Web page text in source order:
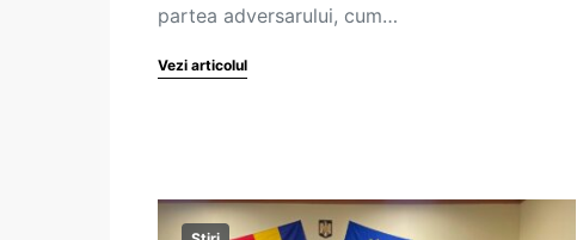
partea adversarului, cum…
Vezi articolul